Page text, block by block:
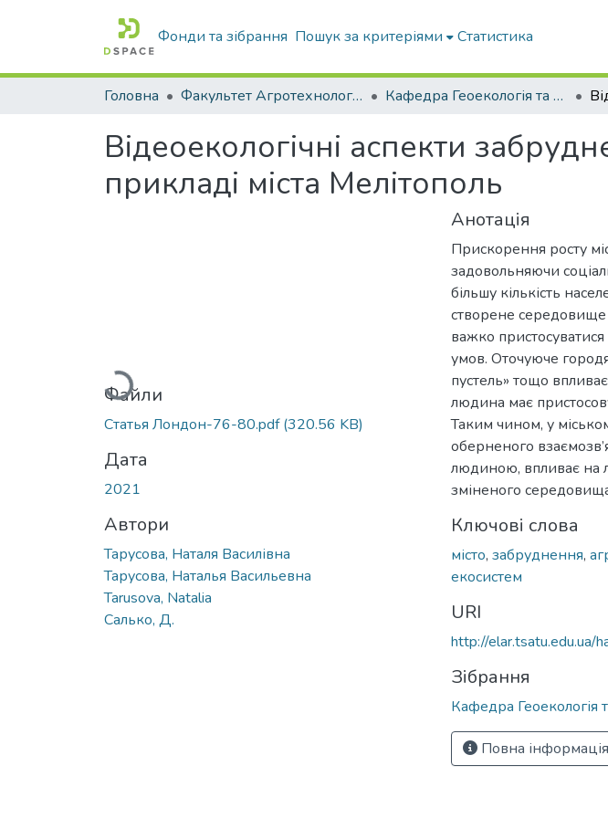
Фонди та зібрання Пошук за критеріями Статистика
Головна Факультет Агротехнологій та екології Кафедра Геоекологія та землеустрій
Відеоекологічні аспекти
прикладі міста Мелітополь
Вантажиться...
Файли
Статья Лондон-76-80.pdf(320.56 KB)
Дата
2021
Автори
Тарусова, Наталя Василівна
Тарусова, Наталья Васильевна
Tarusova, Natalia
Салько, Д.
Анотація
Прискорення росту
задовольняючи
більшу кількість
створене середовище
важко
умов. Оточуюче
пустель» тощо
людина має
Таким чином, у
оберненого
людиною, впливає на
зміненого
Ключові слова
місто, забруднення,
екосистем
URI
http://
Зібрання
Кафедра Геоекологія
Повна